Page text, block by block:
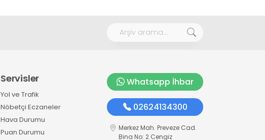
Servisler
Yol ve Trafik
Nöbetçi Eczaneler
Hava Durumu
Puan Durumu
Whatsapp İhbar
02624134300
Merkez Mah. Preveze Cad.
Bina No: 2 Cengiz